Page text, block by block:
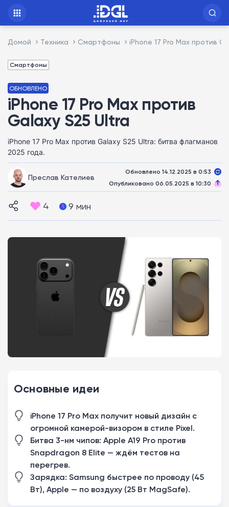
Домой Техника Смартфоны iPhone 17 Pro Max против
Смартфоны
ОБНОВЛЕНО
iPhone 17 Pro Max против
Galaxy S25 Ultra
iPhone 17 Pro Max против Galaxy S25 Ultra: битва флагманов
2025 года.
Преслав Кателиев
Обновлено 14.12.2025 в 0:53
Опубликовано 06.05.2025 в 10:30
4 9 мин
Основные идеи
iPhone 17 Pro Max получит новый дизайн с
огромной камерой-визором в стиле Pixel.
Битва 3-нм чипов: Apple A19 Pro против
Snapdragon 8 Elite — ждём тестов на
перегрев.
Зарядка: Samsung быстрее по проводу (45
Вт), Apple — по воздуху (25 Вт MagSafe).